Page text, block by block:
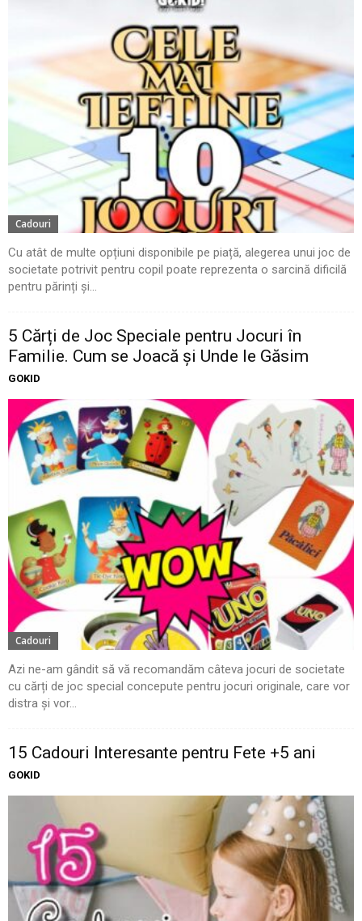
Cadouri
Cu atât de multe opțiuni disponibile pe piață, alegerea unui joc de
societate potrivit pentru copil poate reprezenta o sarcină dificilă
pentru părinți și...
5 Cărți de Joc Speciale pentru Jocuri în
Familie. Cum se Joacă și Unde le Găsim
GOKID
Cadouri
Azi ne-am gândit să vă recomandăm câteva jocuri de societate
cu cărți de joc special concepute pentru jocuri originale, care vor
distra și vor...
15 Cadouri Interesante pentru Fete +5 ani
GOKID